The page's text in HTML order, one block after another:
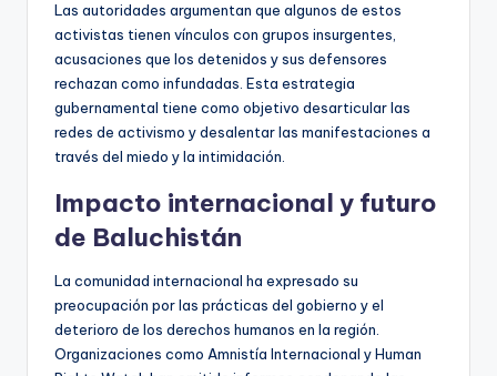
Las autoridades argumentan que algunos de estos
activistas tienen vínculos con grupos insurgentes,
acusaciones que los detenidos y sus defensores
rechazan como infundadas. Esta estrategia
gubernamental tiene como objetivo desarticular las
redes de activismo y desalentar las manifestaciones a
través del miedo y la intimidación.
Impacto internacional y futuro
de Baluchistán
La comunidad internacional ha expresado su
preocupación por las prácticas del gobierno y el
deterioro de los derechos humanos en la región.
Organizaciones como Amnistía Internacional y Human